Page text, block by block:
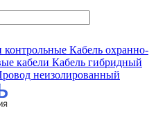
контрольные Кабель охранно-
кабели Кабель гибридный
неизолированный